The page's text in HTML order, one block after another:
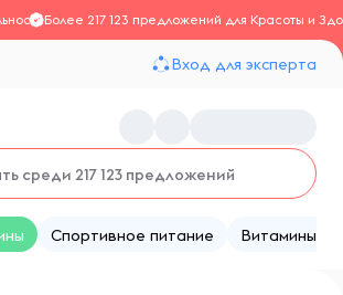
Более 217 123 предложений для Красоты и
Вход для эксперта
Спортивное питание Витамины